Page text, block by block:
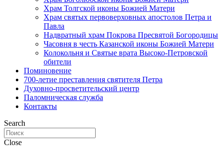
Храм Толгской иконы Божией Матери
Храм святых первоверховных апостолов Петра и
Павла
Надвратный храм Покрова Пресвятой Богородицы
Часовня в честь Казанской иконы Божией Матери
Колокольня и Святые врата Высоко-Петровской
обители
Поминовение
700-летие преставления святителя Петра
Духовно-просветительский центр
Паломническая служба
Контакты
Search
Close